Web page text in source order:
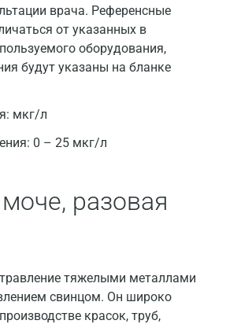
врача. Референсные
от указанных в
оборудования,
будут указаны на бланке
мкг/л
0 – 25 мкг/л
разовая
тяжелыми металлами
свинцом. Он широко
красок, труб,